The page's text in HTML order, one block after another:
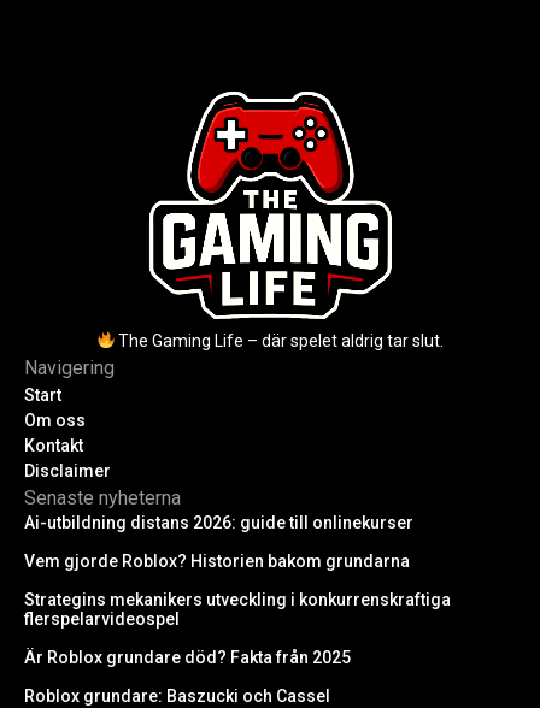
The Gaming Life – där spelet aldrig tar slut.
Navigering
Start
Om oss
Kontakt
Disclaimer
Senaste nyheterna
Ai-utbildning distans 2026: guide till onlinekurser
Vem gjorde Roblox? Historien bakom grundarna
Strategins mekanikers utveckling i konkurrenskraftiga
flerspelarvideospel
Är Roblox grundare död? Fakta från 2025
Roblox grundare: Baszucki och Cassel